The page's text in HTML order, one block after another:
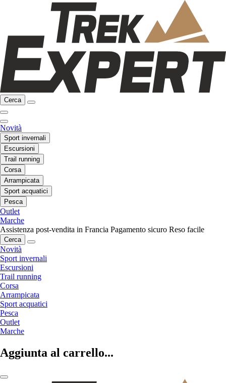
Cerca
Novità
Sport invernali
Escursioni
Trail running
Corsa
Arrampicata
Sport acquatici
Pesca
Outlet
Marche
Assistenza post-vendita in Francia Pagamento sicuro Reso facile
Cerca
Novità
Sport invernali
Escursioni
Trail running
Corsa
Arrampicata
Sport acquatici
Pesca
Outlet
Marche
Aggiunta al carrello...